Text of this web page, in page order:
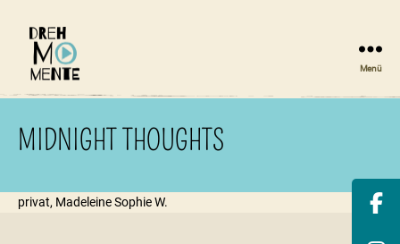
Menü
MIDNIGHT THOUGHTS
privat, Madeleine Sophie W.